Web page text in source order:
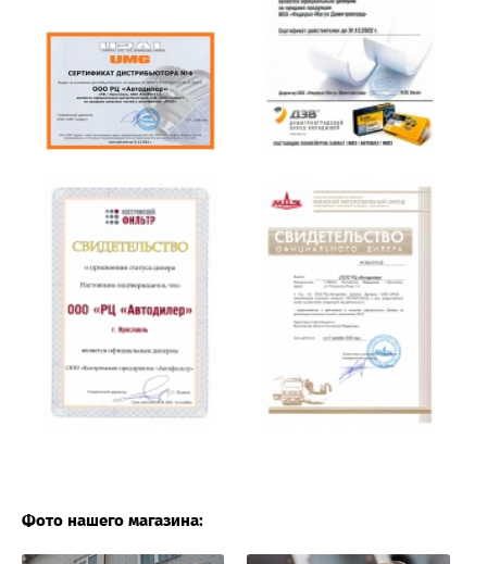
Фото нашего магазина: